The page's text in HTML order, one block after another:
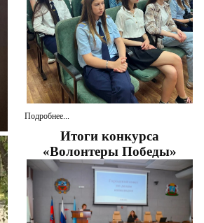
Подробнее...
Итоги конкурса
«Волонтеры Победы»